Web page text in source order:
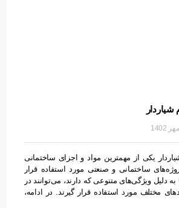
شیاردار
یکی از مهمترین مواد و اجزای ساختمانی
ساختمانی و صنعتی مورد استفاده قرار
دلیل ویژگی‌های متنوعی که دارند، می‌توانند در
مختلف مورد استفاده قرار گیرند. در ادامه،